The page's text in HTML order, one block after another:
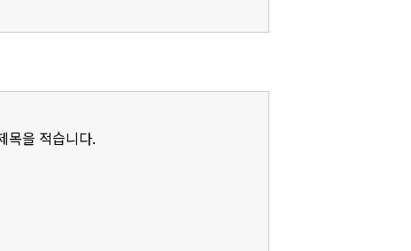
목을 적습니다.